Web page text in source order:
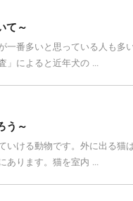
て～
一番多いと思っている人も多
」によると近年犬の ...
う～
いける動物です。外に出る猫
あります。猫を室内 ...